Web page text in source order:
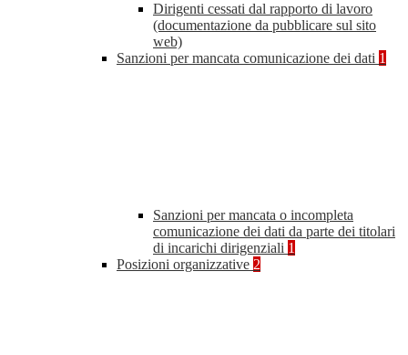
Dirigenti cessati dal rapporto di lavoro
(documentazione da pubblicare sul sito
web)
Sanzioni per mancata comunicazione dei dati 1
Sanzioni per mancata o incompleta
comunicazione dei dati da parte dei titolari
di incarichi dirigenziali 1
Posizioni organizzative 2